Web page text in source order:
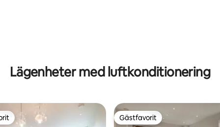
Lägenheter med luftkonditionering
Gästfavorit
Gästfavorit